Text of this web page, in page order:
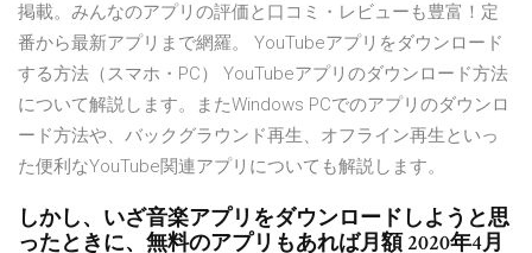
掲載。みんなのアプリの評価と口コミ・レビューも豊富！定
番から最新アプリまで網羅。 YouTubeアプリをダウンロード
する方法（スマホ・PC） YouTubeアプリのダウンロード方法
について解説します。またWindows PCでのアプリのダウンロ
ード方法や、バックグラウンド再生、オフライン再生といっ
た便利なYouTube関連アプリについても解説します。
しかし、いざ音楽アプリをダウンロードしようと思
ったときに、無料のアプリもあれば月額 2020年4月